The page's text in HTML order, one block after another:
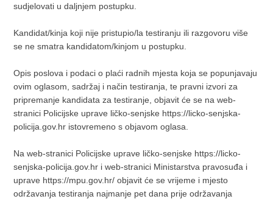
sudjelovati u daljnjem postupku.
Kandidat/kinja koji nije pristupio/la testiranju ili razgovoru više
se ne smatra kandidatom/kinjom u postupku.
Opis poslova i podaci o plaći radnih mjesta koja se popunjavaju
ovim oglasom, sadržaj i način testiranja, te pravni izvori za
pripremanje kandidata za testiranje, objavit će se na web-
stranici Policijske uprave ličko-senjske https://licko-senjska-
policija.gov.hr istovremeno s objavom oglasa.
Na web-stranici Policijske uprave ličko-senjske https://licko-
senjska-policija.gov.hr i web-stranici Ministarstva pravosuđa i
uprave https://mpu.gov.hr/ objavit će se vrijeme i mjesto
održavanja testiranja najmanje pet dana prije održavanja